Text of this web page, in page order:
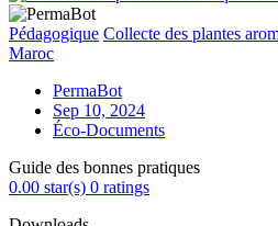
Pédagogique Collecte des plantes
Maroc
PermaBot
Sep 10, 2024
Éco-Documents
Guide des bonnes pratiques
0.00 star(s) 0 ratings